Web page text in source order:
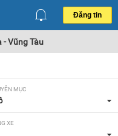
Đăng tin
- Vũng Tàu
MỤC
XE